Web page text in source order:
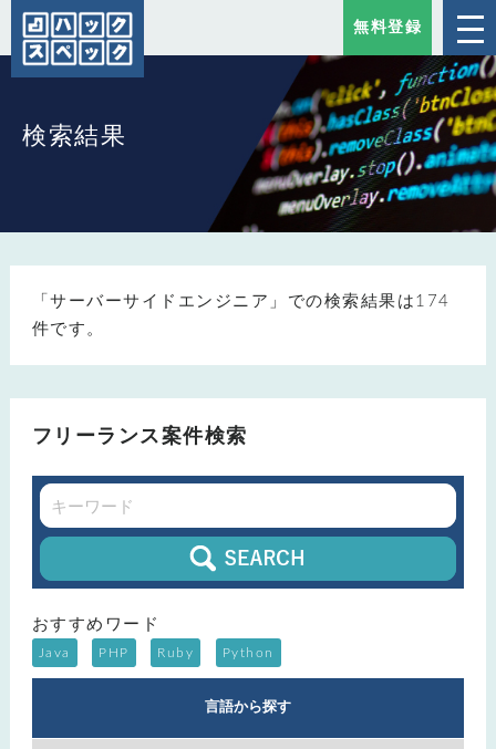
無料登録
検索結果
「サーバーサイドエンジニア」での検索結果は174
件です。
フリーランス案件検索
おすすめワード
Java PHP Ruby Python
言語から探す